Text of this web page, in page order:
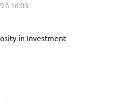
à 16:03
in Investment